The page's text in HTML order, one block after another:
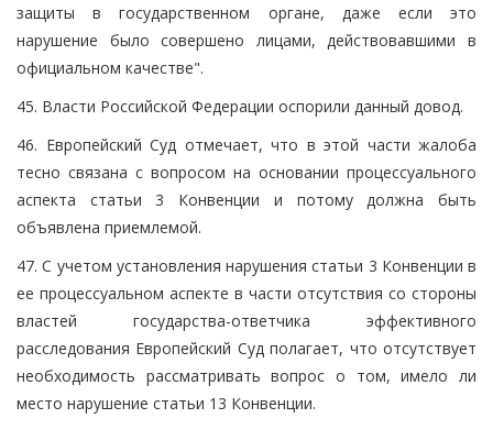
защиты в государственном органе, даже если это
нарушение было совершено лицами, действовавшими в
официальном качестве".
45. Власти Российской Федерации оспорили данный довод.
46. Европейский Суд отмечает, что в этой части жалоба
тесно связана с вопросом на основании процессуального
аспекта статьи 3 Конвенции и потому должна быть
объявлена приемлемой.
47. С учетом установления нарушения статьи 3 Конвенции в
ее процессуальном аспекте в части отсутствия со стороны
властей государства-ответчика эффективного
расследования Европейский Суд полагает, что отсутствует
необходимость рассматривать вопрос о том, имело ли
место нарушение статьи 13 Конвенции.